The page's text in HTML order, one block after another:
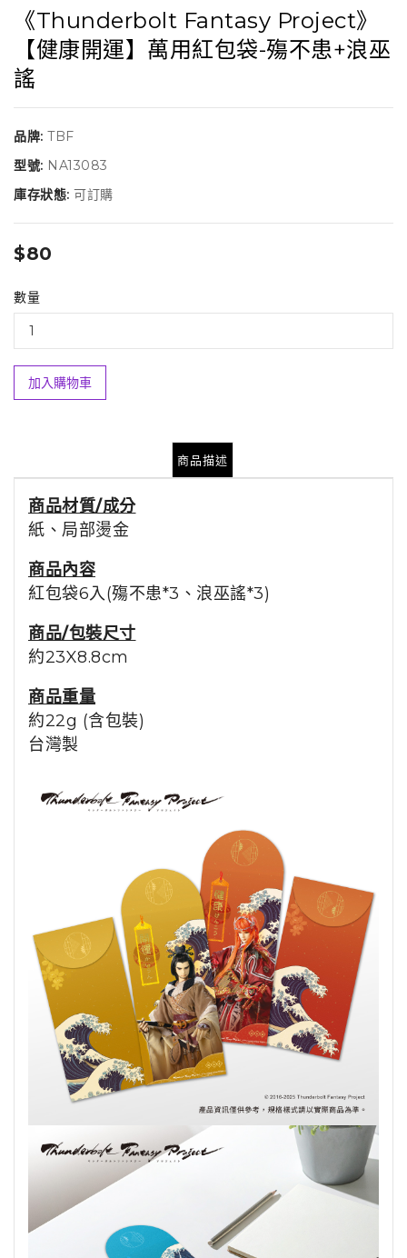
《Thunderbolt Fantasy Project》
【健康開運】萬用紅包袋-殤不患+浪巫
謠
品牌: TBF
型號: NA13083
庫存狀態: 可訂購
$80
數量
加入購物車
商品描述
商品材質/成分
紙、局部燙金
商品內容
紅包袋6入(殤不患*3、浪巫謠*3)
商品/包裝尺寸
約23X8.8cm
商品重量
約22g (含包裝)
台灣製